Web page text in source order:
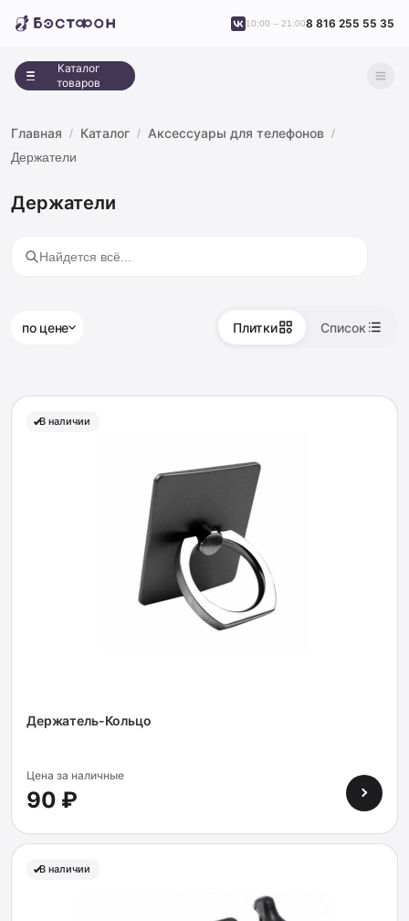
Каталог
товаров
10:00 – 21:008 816 255 55 35
Главная Каталог Аксессуары для телефонов
Держатели
Держатели
по цене Плитки Список
В наличии
Держатель-Кольцо
Цена за наличные
90 ₽
В наличии